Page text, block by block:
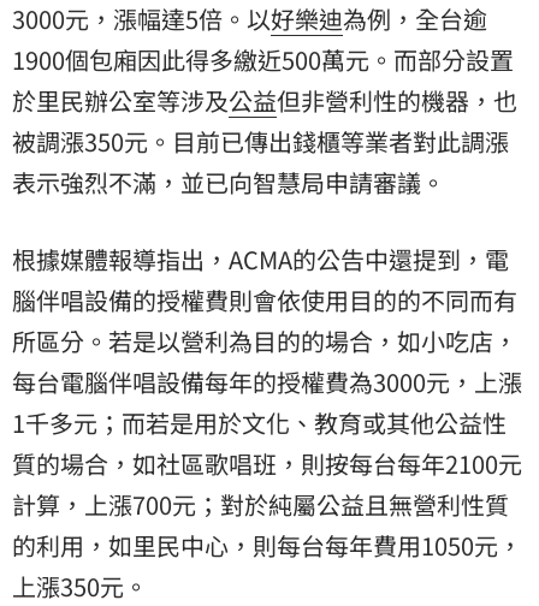
3000元，漲幅達5倍。以好樂迪為例，全台逾
1900個包廂因此得多繳近500萬元。而部分設置
於里民辦公室等涉及公益但非營利性的機器，也
被調漲350元。目前已傳出錢櫃等業者對此調漲
表示強烈不滿，並已向智慧局申請審議。
根據媒體報導指出，ACMA的公告中還提到，電
腦伴唱設備的授權費則會依使用目的的不同而有
所區分。若是以營利為目的的場合，如小吃店，
每台電腦伴唱設備每年的授權費為3000元，上漲
1千多元；而若是用於文化、教育或其他公益性
質的場合，如社區歌唱班，則按每台每年2100元
計算，上漲700元；對於純屬公益且無營利性質
的利用，如里民中心，則每台每年費用1050元，
上漲350元。